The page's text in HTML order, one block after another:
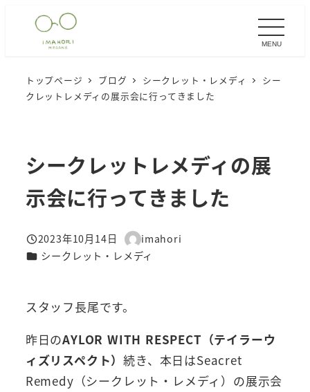
MENU
トップページ ブログ シークレット・レメディ
シー
クレットレメディの展示会に行ってきました
シークレットレメディの展
示会に行ってきました
投稿日
2023年10月14日
著
者
imahori
カテゴリー
シークレット・レメディ
スタッフ長尾です。
昨日のAYLOR WITH RESPECT（テイラーウ
ィズリスペクト）続き、本日はSeacret
Remedy（シークレット・レメディ）の展示会